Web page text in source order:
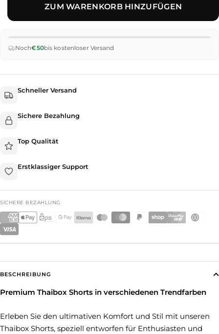
ZUM WARENKORB HINZUFÜGEN
Noch€50bis kostenloser Versand
Schneller Versand
Sichere Bezahlung
Top Qualität
Erstklassiger Support
SICHERE BEZAHLUNG
BESCHREIBUNG
Premium Thaibox Shorts in verschiedenen Trendfarben
Erleben Sie den ultimativen Komfort und Stil mit unseren
Thaibox Shorts, speziell entworfen für Enthusiasten und